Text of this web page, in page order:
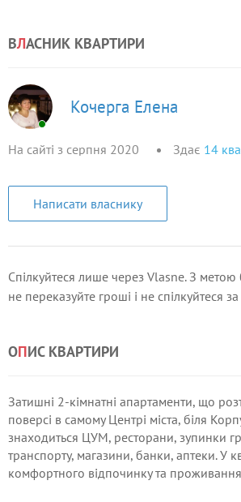
ВЛАСНИК КВАРТИРИ
Кочерга Елена
На сайті з серпня 2020 Здає 14
Написати власнику
Спілкуйтеся лише через Vlasne. З метою
не переказуйте гроші і не спілкуйтеся
ОПИС КВАРТИРИ
Затишні 2-кімнатні апартаменти, що
поверсі в самому Центрі міста, біля
знаходиться ЦУМ, ресторани, зупинки
транспорту, магазини, банки, аптеки. У
комфортного відпочинку та